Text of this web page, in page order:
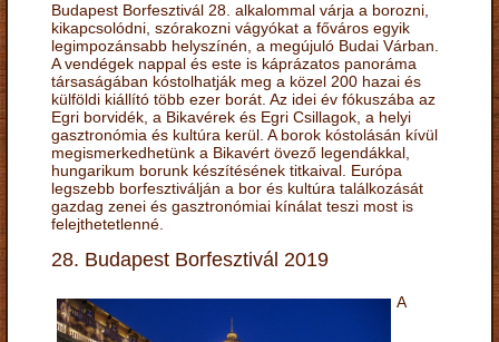
Budapest Borfesztivál 28. alkalommal várja a borozni,
kikapcsolódni, szórakozni vágyókat a főváros egyik
legimpozánsabb helyszínén, a megújuló Budai Várban.
A vendégek nappal és este is káprázatos panoráma
társaságában kóstolhatják meg a közel 200 hazai és
külföldi kiállító több ezer borát. Az idei év fókuszába az
Egri borvidék, a Bikavérek és Egri Csillagok, a helyi
gasztronómia és kultúra kerül. A borok kóstolásán kívül
megismerkedhetünk a Bikavért övező legendákkal,
hungarikum borunk készítésének titkaival. Európa
legszebb borfesztiválján a bor és kultúra találkozását
gazdag zenei és gasztronómiai kínálat teszi most is
felejthetetlenné.
28. Budapest Borfesztivál 2019
A